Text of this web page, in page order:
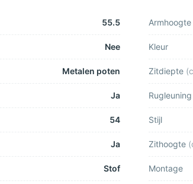
55.5 Armhoogte
Nee Kleur
Metalen poten Zitdiepte (
Ja Rugleuning
54 Stijl
Ja Zithoogte (
Stof Montage